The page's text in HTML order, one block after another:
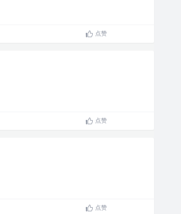
点赞
点赞
点赞